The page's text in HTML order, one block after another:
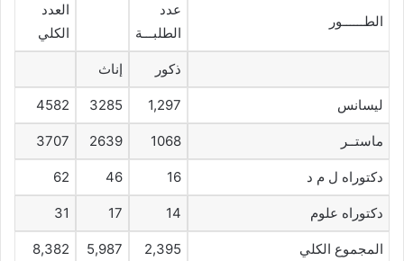
الطــــــور
عدد
الطلبـــة
العدد
الكلي
ذكور إناث
ليسانس 1,297
3285
4582
ماستــر 1068
2639
3707
دكتوراه ل م د 16
46
62
دكتوراه علوم 14
17
31
المجموع الكلي 2,395
5,987
8,382